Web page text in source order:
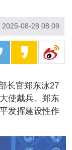
2025-08-28 08:09
长官郑东泳27
使戴兵。郑东
发挥建设性作